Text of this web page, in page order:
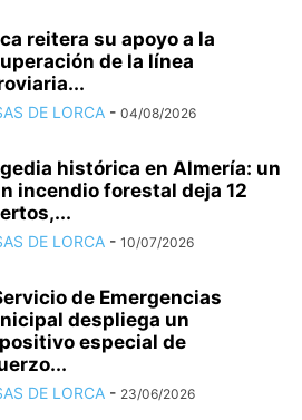
reitera su apoyo a la
de la línea
DE LORCA - 04/08/2026
histórica en Almería: un
incendio forestal deja 12
DE LORCA - 10/07/2026
de Emergencias
despliega un
especial de
DE LORCA - 23/06/2026